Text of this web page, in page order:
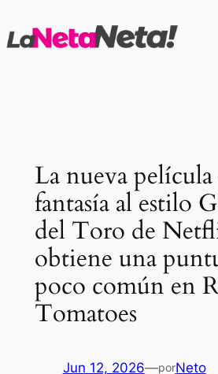
al
La nueva película
fantasía al estilo
del Toro de
obtiene una
poco común en
Tomatoes
Jun 12, 2026—porNeto